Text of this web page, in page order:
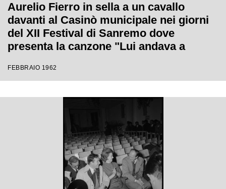
Aurelio Fierro in sella a un cavallo
davanti al Casinò municipale nei giorni
del XII Festival di Sanremo dove
presenta la canzone "Lui andava a
FEBBRAIO 1962